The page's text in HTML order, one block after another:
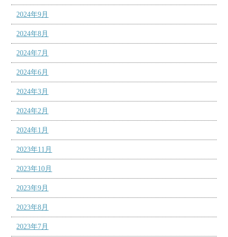
2024年9月
2024年8月
2024年7月
2024年6月
2024年3月
2024年2月
2024年1月
2023年11月
2023年10月
2023年9月
2023年8月
2023年7月